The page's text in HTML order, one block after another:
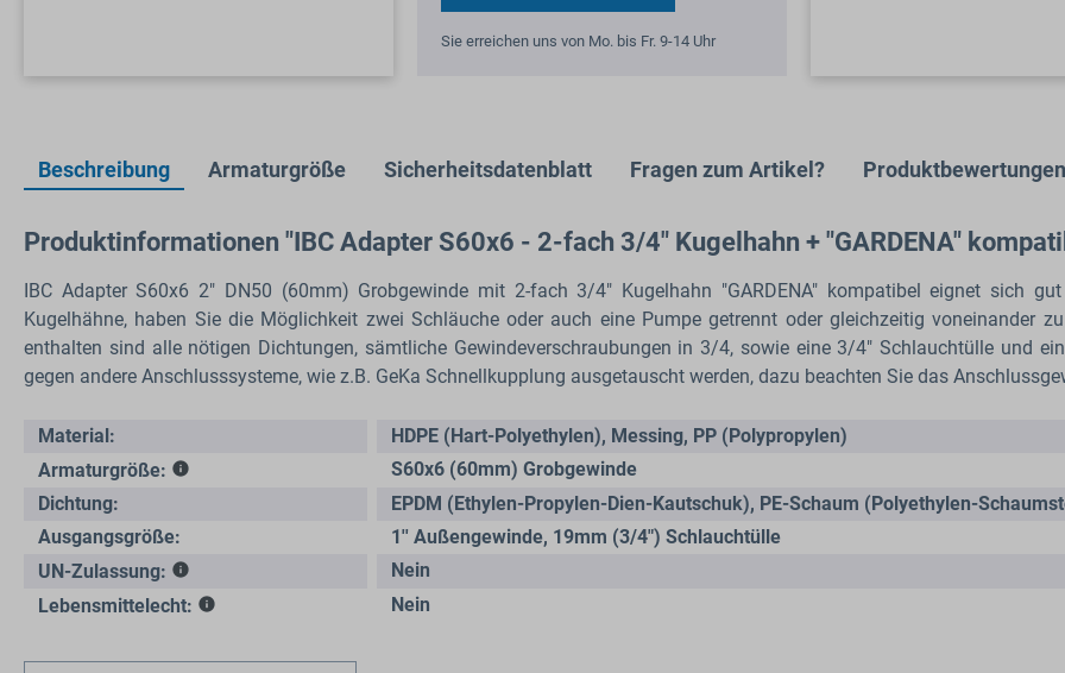
Sie erreichen uns von Mo. bis Fr. 9-14 Uhr
Beschreibung Armaturgröße Sicherheitsdatenblatt Fragen zum Artikel? Produktbewertungen
Produktinformationen "IBC Adapter S60x6 - 2-fach 3/4" Kugelhahn + "GARDENA"
IBC Adapter S60x6 2" DN50 (60mm) Grobgewinde mit 2-fach 3/4" Kugelhahn "GARDENA" kompatibel eignet sich
Kugelhähne, haben Sie die Möglichkeit zwei Schläuche oder auch eine Pumpe getrennt oder gleichzeitig voneinander
enthalten sind alle nötigen Dichtungen, sämtliche Gewindeverschraubungen in 3/4, sowie eine 3/4" Schlauchtülle und
gegen andere Anschlusssysteme, wie z.B. GeKa Schnellkupplung ausgetauscht werden, dazu beachten Sie das
Material: HDPE (Hart-Polyethylen), Messing, PP (Polypropylen)
Armaturgröße:
S60x6 (60mm) Grobgewinde
Dichtung:
EPDM (Ethylen-Propylen-Dien-Kautschuk), PE-Schaum (Polyethylen-
Ausgangsgröße:
1'' Außengewinde, 19mm (3/4") Schlauchtülle
UN-Zulassung:
Nein
Lebensmittelecht:
Nein